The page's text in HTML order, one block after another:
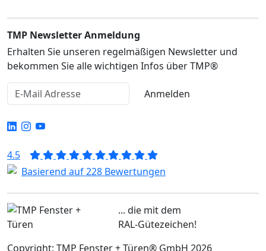
TMP Newsletter Anmeldung
Erhalten Sie unseren regelmäßigen Newsletter und
bekommen Sie alle wichtigen Infos über TMP®
Anmelden
4.5
Basierend auf 228 Bewertungen
... die mit dem
RAL-Gütezeichen!
Copyright: TMP Fenster + Türen® GmbH 2026